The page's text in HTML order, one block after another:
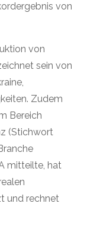
von
von
sein von
Zudem
Bereich
(Stichwort
mitteilte, hat
und rechnet